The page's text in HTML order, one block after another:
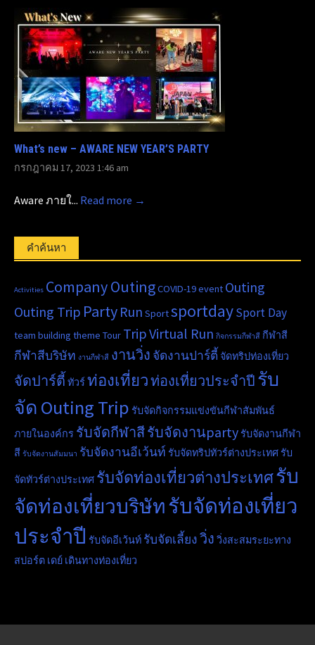
What’s new – AWARE NEW YEAR’S PARTY
กรกฎาคม 17, 2023 1:46 am
Aware ภายใ... Read more →
คำค้นหา
Activities Company OutingCOVID-19event Outing
Outing Trip Party Run SportsportdaySport Day
team building theme Tour TripVirtual Run กิจกรรมกีฬาสี กีฬาสี
กีฬาสีบริษัท งานกีฬาสี งานวิ่ง จัดงานปาร์ตี้ จัดทริปท่องเที่ยว
จัดปาร์ตี้ ทัวร์ท่องเที่ยวท่องเที่ยวประจำปี รับ
จัด Outing Trip รับจัดกิจกรรมแข่งขันกีฬาสัมพันธ์
ภายในองค์กร รับจัดกีฬาสีรับจัดงานpartyรับจัดงานกีฬา
สี รับจัดงานสัมมนา รับจัดงานอีเว้นท์ รับจัดทริปทัวร์ต่างประเทศรับ
จัดทัวร์ต่างประเทศ รับจัดท่องเที่ยวต่างประเทศรับ
จัดท่องเที่ยวบริษัทรับจัดท่องเที่ยว
ประจำปี รับจัดอีเว้นท์ รับจัดเลี้ยงวิ่ง วิ่งสะสมระยะทาง
สปอร์ต เดย์ เดินทางท่องเที่ยว